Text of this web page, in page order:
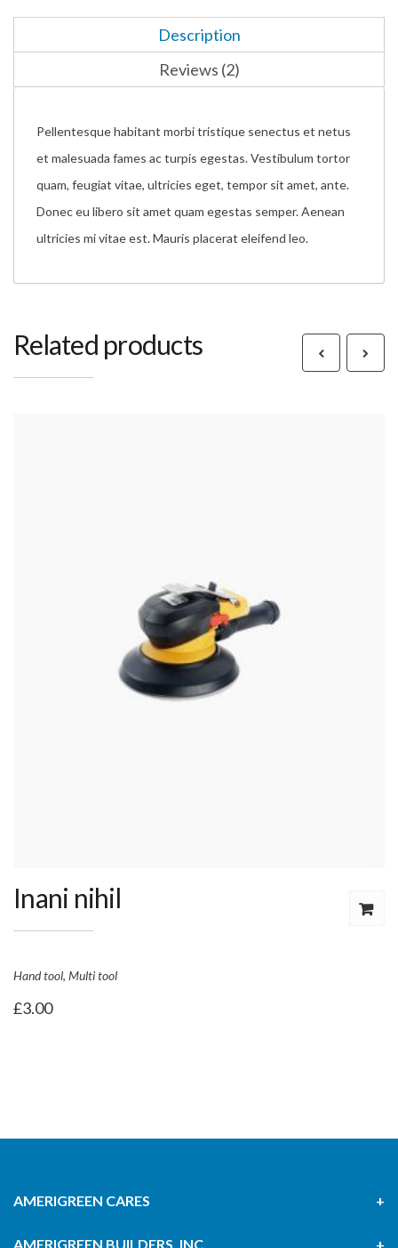
Description
Reviews (2)
Pellentesque habitant morbi tristique senectus et netus
et malesuada fames ac turpis egestas. Vestibulum tortor
quam, feugiat vitae, ultricies eget, tempor sit amet, ante.
Donec eu libero sit amet quam egestas semper. Aenean
ultricies mi vitae est. Mauris placerat eleifend leo.
Related products
Inani nihil
Hand tool, Multi tool
£3.00
AMERIGREEN CARES
AMERIGREEN BUILDERS, INC.